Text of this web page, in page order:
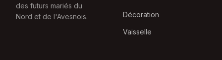
des futurs mariés du
Nord et de l'Avesnois.
Décoration
Vaisselle